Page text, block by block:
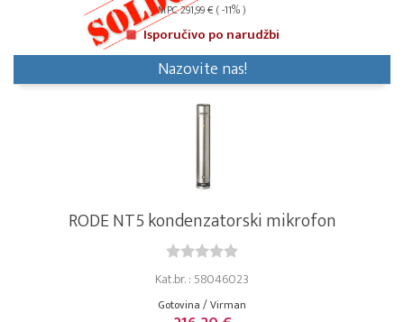
MPC 291,99 € ( -11% )
Isporučivo po narudžbi
Nazovite nas!
RODE NT5 kondenzatorski mikrofon
Kat.br. : 58046023
Gotovina / Virman